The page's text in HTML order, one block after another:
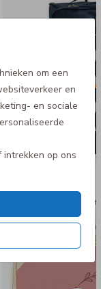
om een
en
en sociale
op ons